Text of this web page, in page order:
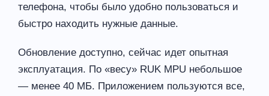
телефона, чтобы было удобно пользоваться и
быстро находить нужные данные.
Обновление доступно, сейчас идет опытная
эксплуатация. По «весу» RUK MPU небольшое
— менее 40 МБ. Приложением пользуются все,